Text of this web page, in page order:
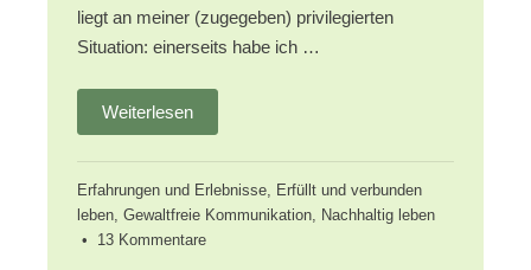
liegt an meiner (zugegeben) privilegierten
Situation: einerseits habe ich …
Weiterlesen
Erfahrungen und Erlebnisse, Erfüllt und verbunden
leben, Gewaltfreie Kommunikation, Nachhaltig leben
• 13 Kommentarezu